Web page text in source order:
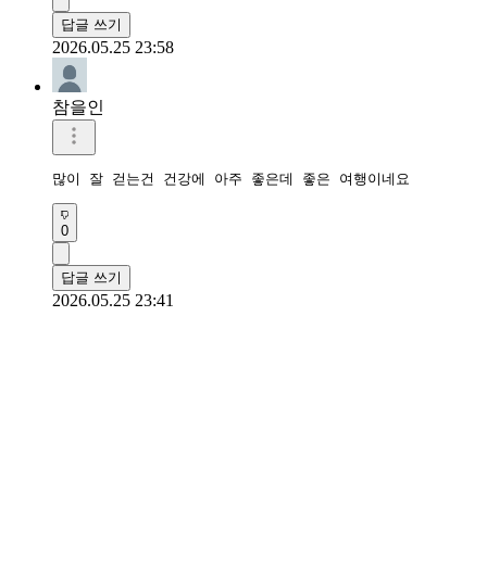
답글 쓰기
2026.05.25 23:58
참을인
많이 잘 걷는건 건강에 아주 좋은데 좋은 여행이네요
0
답글 쓰기
2026.05.25 23:41